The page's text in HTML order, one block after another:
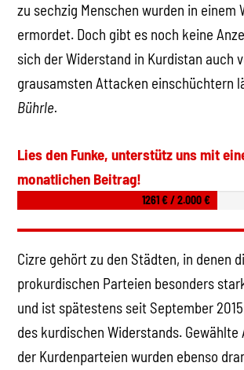
zu sechzig Menschen wurden in einem
ermordet. Doch gibt es noch keine
sich der Widerstand in Kurdistan auch
grausamsten Attacken einschüchtern
Bührle.
Lies den Funke, unterstütz uns mit
monatlichen Beitrag!
1261 € / 2.000 €
Cizre gehört zu den Städten, in denen
prokurdischen Parteien besonders
und ist spätestens seit September
des kurdischen Widerstands. Gewählte
der Kurdenparteien wurden ebenso